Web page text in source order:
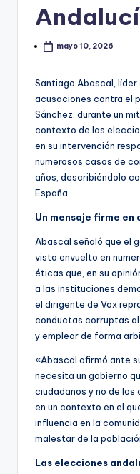
mayo 10, 2026
Santiago Abascal, líder
acusaciones contra el
Sánchez, durante un
contexto de las
en su intervención
numerosos casos de
años, describiéndolo
España.
Un mensaje firme
Abascal señaló que el
visto envuelto en
éticas que, en su
a las instituciones
el dirigente de Vox
conductas corruptas
y emplear de forma
«Abascal afirmó ante
necesita un gobierno
ciudadanos y no de los
en un contexto en el
influencia en la
malestar de la
Las elecciones